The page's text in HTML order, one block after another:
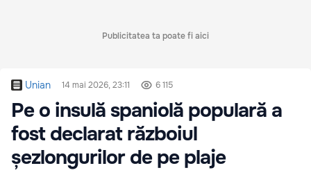
Publicitatea ta poate fi aici
Unian 14 mai 2026, 23:11 6 115
Pe o insulă spaniolă populară a
fost declarat războiul
șezlongurilor de pe plaje